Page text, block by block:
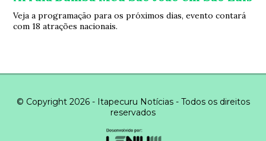
Veja a programação para os próximos dias, evento contará
com 18 atrações nacionais.
© Copyright 2026 - Itapecuru Notícias - Todos os direitos
reservados